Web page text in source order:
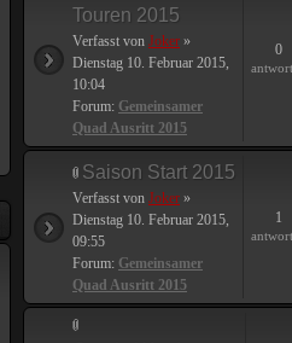
Touren 2015
Verfasst von Joker »
Dienstag 10. Februar 2015,
10:04
Forum: Gemeinsamer
Quad Ausritt 2015
0
Saison Start 2015
Verfasst von Joker »
Dienstag 10. Februar 2015,
09:55
Forum: Gemeinsamer
Quad Ausritt 2015
1